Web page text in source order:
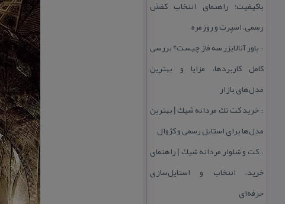
باكیفیت؛ راهنمای انتخاب كفش
رسمی، اسپرت و روزمره
:: پاور آنالایزر سه فاز چیست؟ بررسی
كامل كاربردها، مزایا و بهترین
مدل‌های بازار
::خرید كت تك مردانه شیك | بهترین
مدل‌ها برای استایل رسمی و كژوال
::كت و شلوار مردانه شیك | راهنمای
خرید، انتخاب و استایل‌سازی
حرفه‌ای